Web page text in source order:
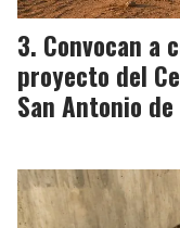
Convocan a
proyecto del
San Antonio